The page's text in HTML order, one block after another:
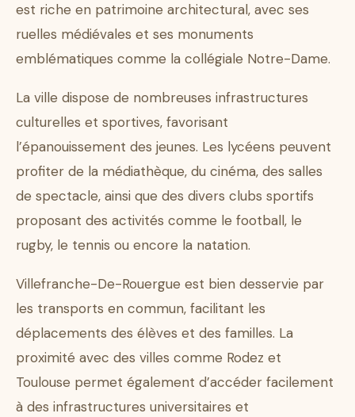
est riche en patrimoine architectural, avec ses
ruelles médiévales et ses monuments
emblématiques comme la collégiale Notre-Dame.
La ville dispose de nombreuses infrastructures
culturelles et sportives, favorisant
l’épanouissement des jeunes. Les lycéens peuvent
profiter de la médiathèque, du cinéma, des salles
de spectacle, ainsi que des divers clubs sportifs
proposant des activités comme le football, le
rugby, le tennis ou encore la natation.
Villefranche-De-Rouergue est bien desservie par
les transports en commun, facilitant les
déplacements des élèves et des familles. La
proximité avec des villes comme Rodez et
Toulouse permet également d’accéder facilement
à des infrastructures universitaires et